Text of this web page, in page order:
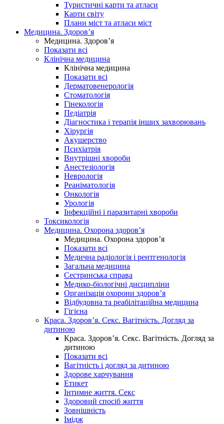
Туристичні карти та атласи
Карти світу
Плани міст та атласи міст
Медицина. Здоров’я
Медицина. Здоров’я
Показати всі
Клінічна медицина
Клінічна медицина
Показати всі
Дерматовенерологія
Стоматологія
Гінекологія
Педіатрія
Діагностика і терапія інших захворювань
Хірургія
Акушерство
Психіатрія
Внутрішні хвороби
Анестезіологія
Неврологія
Реаніматологія
Онкологія
Урологія
Інфекційні і паразитарні хвороби
Токсикологія
Медицина. Охорона здоров’я
Медицина. Охорона здоров’я
Показати всі
Медична радіологія і рентгенологія
Загальна медицина
Сестринська справа
Медико-біологічні дисципліни
Організація охорони здоров’я
Відбудовна та реабілітаційна медицина
Гігієна
Краса. Здоров’я. Секс. Вагітність. Догляд за
дитиною
Краса. Здоров’я. Секс. Вагітність. Догляд за
дитиною
Показати всі
Вагітність і догляд за дитиною
Здорове харчування
Етикет
Інтимне життя. Секс
Здоровий спосіб життя
Зовнішність
Імідж